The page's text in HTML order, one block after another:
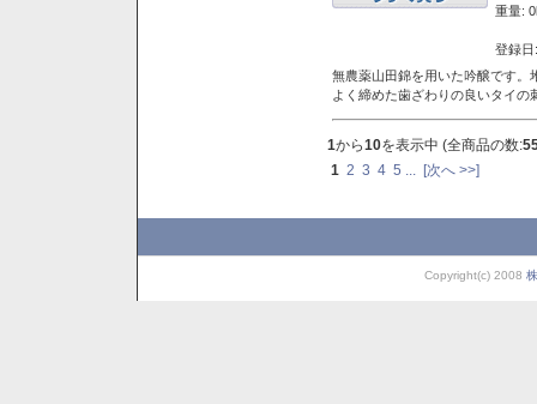
重量:
登録
無農薬山田錦を用いた吟醸です
よく締めた歯ざわりの良いタイ
1から10を表示中 (全商品の数:
1 2 3 4 5 [次へ >>]
Copyright(c) 2008